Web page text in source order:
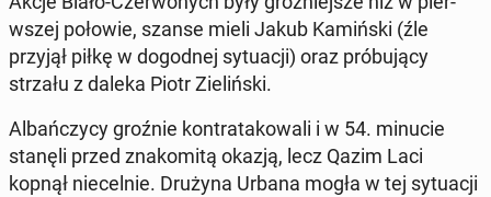
wszej połowie, szanse mieli Jakub Kamińs­ki (źle
przyjął piłkę w do­god­nej sytu­acji) oraz próbu­ją­cy
strzału z daleka Piotr Zielińs­ki.
Al­bańczy­cy groźnie kon­tratakowali i w 54. minucie
stanęli przed znakomitą okazją, lecz Qazim Laci
kopnął niecel­nie. Drużyna Urbana mogła w tej sytu­acji